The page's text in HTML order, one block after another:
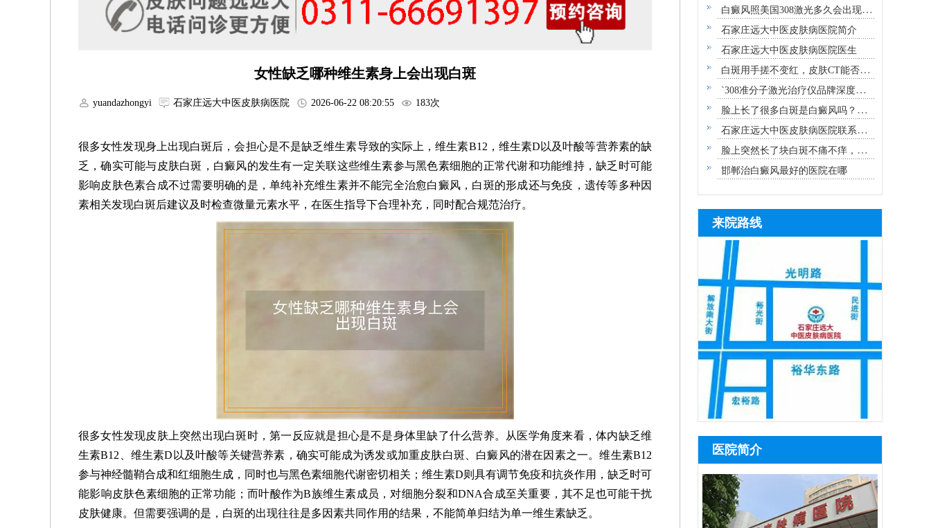
女性缺乏哪种维生素身上会出现白斑
yuandazhongyi 石家庄远大中医皮肤病医院 2026-06-22 08:20:55 183次
很多女性发现身上出现白斑后，会担心是不是缺乏维生素导致的实际上，维生素B12，维生素D以及叶酸等营养素的缺
乏，确实可能与皮肤白斑，白癜风的发生有一定关联这些维生素参与黑色素细胞的正常代谢和功能维持，缺乏时可能
影响皮肤色素合成不过需要明确的是，单纯补充维生素并不能完全治愈白癜风，白斑的形成还与免疫，遗传等多种因
素相关发现白斑后建议及时检查微量元素水平，在医生指导下合理补充，同时配合规范治疗。
很多女性发现皮肤上突然出现白斑时，第一反应就是担心是不是身体里缺了什么营养。从医学角度来看，体内缺乏维
生素B12、维生素D以及叶酸等关键营养素，确实可能成为诱发或加重皮肤白斑、白癜风的潜在因素之一。维生素B12
参与神经髓鞘合成和红细胞生成，同时也与黑色素细胞代谢密切相关；维生素D则具有调节免疫和抗炎作用，缺乏时可
能影响皮肤色素细胞的正常功能；而叶酸作为B族维生素成员，对细胞分裂和DNA合成至关重要，其不足也可能干扰
皮肤健康。但需要强调的是，白斑的出现往往是多因素共同作用的结果，不能简单归结为单一维生素缺乏。
色脱失
白癜风照美国308激光多久会出现效
果？
石家庄远大中医皮肤病医院简介
石家庄远大中医皮肤病医院医生
白斑用手搓不变红，皮肤CT能否确
诊白癜风？
`308准分子激光治疗仪品牌深度解
析：专业视角下的优选指南`
脸上长了很多白斑是白癜风吗？需
要做哪些检查？
石家庄远大中医皮肤病医院联系方
式地址
脸上突然长了块白斑不痛不痒，原
因及应对指南
邯郸治白癜风最好的医院在哪
来院路线
医院简介